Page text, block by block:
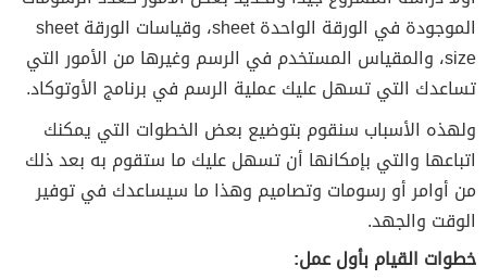
الموجودة في الورقة الواحدة sheet، وقياسات الورقة sheet
size، والمقياس المستخدم في الرسم وغيرها من الأمور التي
تساعدك التي تسهل عليك عملية الرسم في برنامج الأوتوكاد.
ولهذه الأسباب سنقوم بتوضيع بعض الخطوات التي يمكنك
اتباعها والتي بإمكانها أن تسهل عليك ما ستقوم به بعد ذلك
من أوامر أو رسومات وتصاميم وهذا ما سيساعدك في توفير
الوقت والجهد.
خطوات القيام بأول عمل: